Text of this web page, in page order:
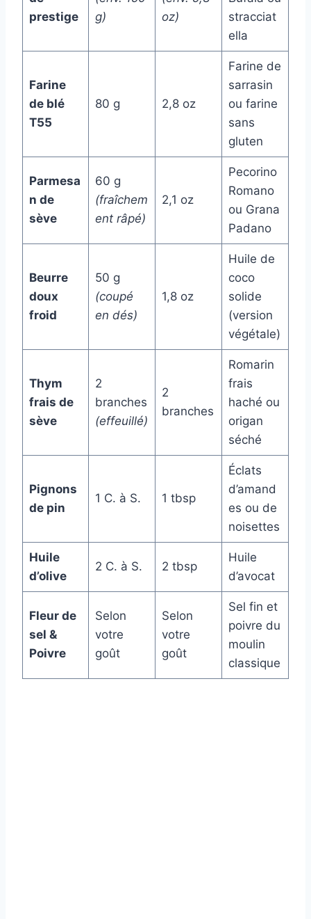
prestige
g)
oz)
stracciat
ella
Farine
de blé
T55
80 g 2,8 oz
Farine de
sarrasin
ou farine
sans
gluten
Parmesa
n de
sève
60 g
(fraîchem
ent râpé)
2,1 oz
Pecorino
Romano
ou Grana
Padano
Beurre
doux
froid
50 g
(coupé
en dés)
1,8 oz
Huile de
coco
solide
(version
végétale)
Thym
frais de
sève
2
branches
(effeuillé)
2
branches
Romarin
frais
haché ou
origan
séché
Pignons
de pin
1 C. à S. 1 tbsp
Éclats
d’amand
es ou de
noisettes
Huile
d’olive
2 C. à S. 2 tbsp
Huile
d’avocat
Fleur de
sel &
Poivre
Selon
votre
goût
Selon
votre
goût
Sel fin et
poivre du
moulin
classique